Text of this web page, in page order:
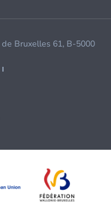
Bruxelles 61, B-5000